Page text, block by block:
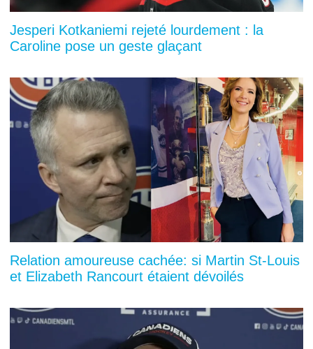
Jesperi Kotkaniemi rejeté lourdement : la
Caroline pose un geste glaçant
Relation amoureuse cachée: si Martin St-Louis
et Elizabeth Rancourt étaient dévoilés